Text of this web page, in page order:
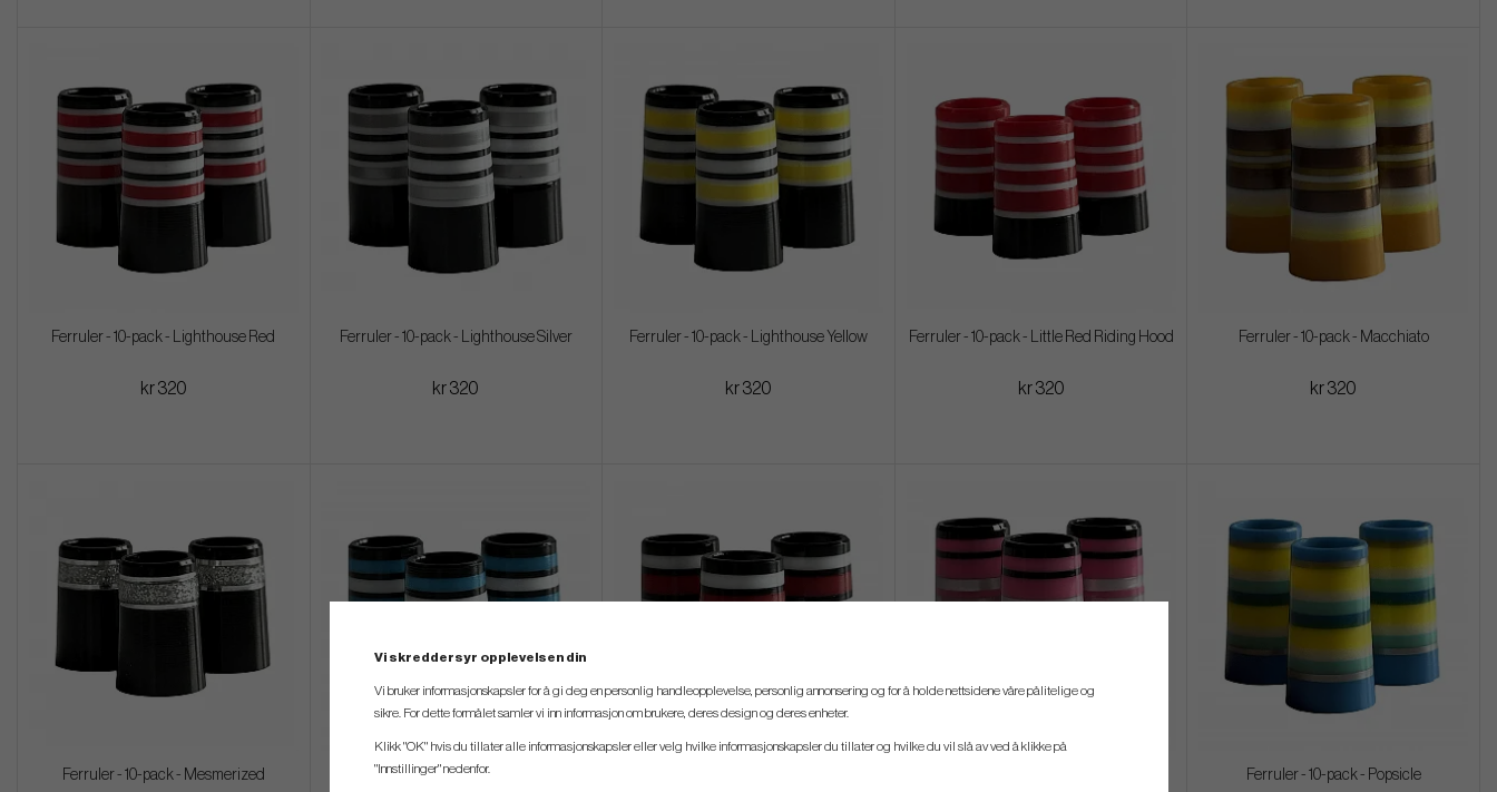
Ferruler - 10-pack - Lighthouse Red
kr 320
Ferruler - 10-pack - Lighthouse Silver
kr 320
Ferruler - 10-pack - Lighthouse Yellow
kr 320
Ferruler - 10-pack - Little Red Riding Hood
kr 320
Ferruler - 10-pack - Macchiato
kr 320
Ferruler - 10-pack - Mesmerized Ferruler - 10-pack - Nightline Ferruler - 10-pack - Popsicle
Vi skreddersyr opplevelsen din
Vi bruker informasjonskapsler for å gi deg en personlig handleopplevelse, personlig annonsering og for å holde nettsidene våre pålitelige og
sikre. For dette formålet samler vi inn informasjon om brukere, deres design og deres enheter.
Klikk "OK" hvis du tillater alle informasjonskapsler eller velg hvilke informasjonskapsler du tillater og hvilke du vil slå av ved å klikke på
"Innstillinger" nedenfor.